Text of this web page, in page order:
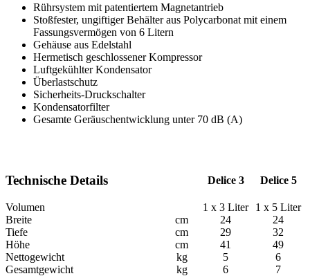
Rührsystem mit patentiertem Magnetantrieb
Stoßfester, ungiftiger Behälter aus Polycarbonat mit einem
Fassungsvermögen von 6 Litern
Gehäuse aus Edelstahl
Hermetisch geschlossener Kompressor
Luftgekühlter Kondensator
Überlastschutz
Sicherheits-Druckschalter
Kondensatorfilter
Gesamte Geräuschentwicklung unter 70 dB (A)
Technische Details Delice 3 Delice 5
Volumen 1 x 3 Liter
1 x 5 Liter
Breite
cm 24
24
Tiefe
cm 29
32
Höhe
cm 41
49
Nettogewicht
kg 5
6
Gesamtgewicht
kg 6 7